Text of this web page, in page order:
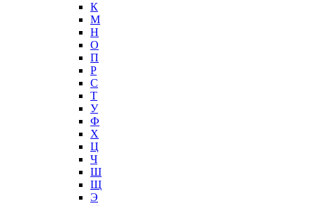
К
М
Н
О
П
Р
С
Т
У
Ф
Х
Ц
Ч
Ш
Щ
Э